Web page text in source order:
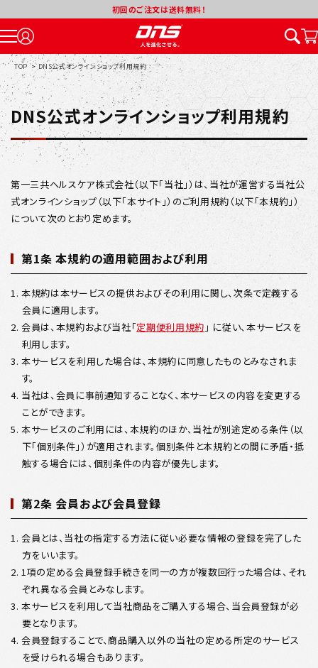
初回のご注文は送料無料！
TOP > DNS公式オンラインショップ利用規約
DNS公式オンラインショップ利用規約
第一三共ヘルスケア株式会社（以下「当社」）は、当社が運営する当社公
式オンラインショップ（以下「本サイト」）のご利用規約（以下「本規約」）
について次のとおり定めます。
第1条 本規約の適用範囲および利用
1. 本規約は本サービスの提供およびその利用に関し、次条で定義する
会員に適用します。
2. 会員は、本規約および当社「定期便利用規約 」 に従い、本サービスを
利用します。
3. 本サービスを利用した場合は、本規約に同意したものとみなされま
す。
4. 当社は、会員に事前通知することなく、本サービスの内容を変更する
ことができます。
5. 本サービスのご利用には、本規約のほか、当社が別途定める条件（以
下「個別条件」）が適用されます。個別条件と本規約との間に矛盾・抵
触する場合には、個別条件の内容が優先します。
第2条 会員および会員登録
1. 会員とは、当社の指定する方法に従い必要な情報の登録を完了した
方をいいます。
2. 1項の定める会員登録手続きを同一の方が複数回行った場合は、それ
ぞれ異なる会員とみなします。
3. 本サービスを利用して当社商品をご購入する場合、当会員登録が必
要となります。
4. 会員登録することで、商品購入以外の当社の定める所定のサービス
を受けられる場合もあります。